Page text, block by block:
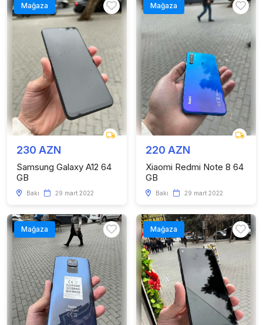
Mağaza
230 AZN
Samsung Galaxy A12 64
GB
Bakı 29 mart 2022
Mağaza
220 AZN
Xiaomi Redmi Note 8 64
GB
Bakı 29 mart 2022
Mağaza Mağaza